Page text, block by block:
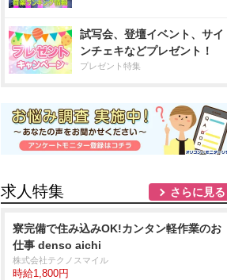
試写会、登壇イベント、サイ
ンチェキなどプレゼント！
プレゼント特集
求人特集 さらに見る
寮完備で住み込みOK!カンタン軽作業のお
仕事 denso aichi
株式会社テクノスマイル
時給1,800円